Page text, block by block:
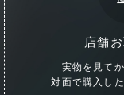
店舗
実物を見て
対面で購入し